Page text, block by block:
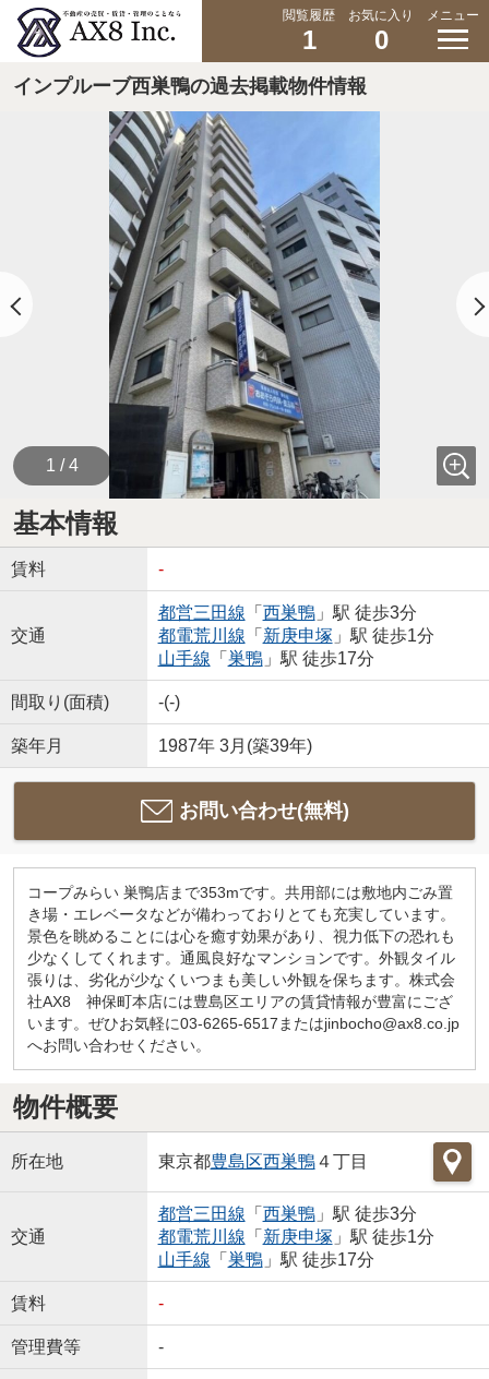
閲覧履歴
1
お気に入り
0
メニュー
インプルーブ西巣鴨の過去掲載物件情報
1 / 4
基本情報
賃料 -
交通
都営三田線 「 西巣鴨」駅 徒歩3分
都電荒川線 「 新庚申塚 」駅 徒歩1分
山手線 「 巣鴨」駅 徒歩17分
間取り(面積) -(-)
築年月 1987年 3月(築39年)
お問い合わせ(無料)
コープみらい 巣鴨店まで353mです。共用部には敷地内ごみ置
き場・エレベータなどが備わっておりとても充実しています。
景色を眺めることには心を癒す効果があり、視力低下の恐れも
少なくしてくれます。通風良好なマンションです。外観タイル
張りは、劣化が少なくいつまも美しい外観を保ちます。株式会
社AX8 神保町本店には豊島区エリアの賃貸情報が豊富にござ
います。ぜひお気軽に03-6265-6517またはjinbocho@ax8.co.jp
へお問い合わせください。
物件概要
所在地 東京都豊島区西巣鴨４丁目
交通
都営三田線 「 西巣鴨」駅 徒歩3分
都電荒川線 「 新庚申塚 」駅 徒歩1分
山手線 「 巣鴨」駅 徒歩17分
賃料 -
管理費等 -